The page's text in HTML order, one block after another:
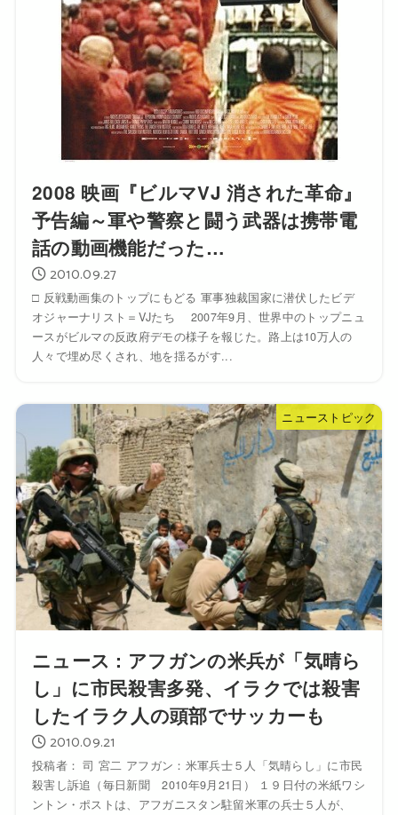
2008 映画『ビルマVJ 消された革命』
予告編～軍や警察と闘う武器は携帯電
話の動画機能だった…
2010.09.27
□ 反戦動画集のトップにもどる 軍事独裁国家に潜伏したビデ
オジャーナリスト＝VJたち 2007年9月、世界中のトップニュ
ースがビルマの反政府デモの様子を報じた。路上は10万人の
人々で埋め尽くされ、地を揺るがす...
ニューストピック
ニュース : アフガンの米兵が「気晴ら
し」に市民殺害多発、イラクでは殺害
したイラク人の頭部でサッカーも
2010.09.21
投稿者： 司 宮二 アフガン：米軍兵士５人「気晴らし」に市民
殺害し訴追（毎日新聞 2010年9月21日） １９日付の米紙ワシ
ントン・ポストは、アフガニスタン駐留米軍の兵士５人が、